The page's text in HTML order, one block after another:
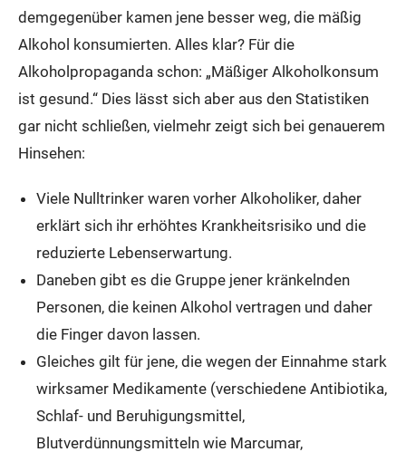
demgegenüber kamen jene besser weg, die mäßig
Alkohol konsumierten. Alles klar? Für die
Alkoholpropaganda schon: „Mäßiger Alkoholkonsum
ist gesund.“ Dies lässt sich aber aus den Statistiken
gar nicht schließen, vielmehr zeigt sich bei genauerem
Hinsehen:
Viele Nulltrinker waren vorher Alkoholiker, daher
erklärt sich ihr erhöhtes Krankheitsrisiko und die
reduzierte Lebenserwartung.
Daneben gibt es die Gruppe jener kränkelnden
Personen, die keinen Alkohol vertragen und daher
die Finger davon lassen.
Gleiches gilt für jene, die wegen der Einnahme stark
wirksamer Medikamente (verschiedene Antibiotika,
Schlaf- und Beruhigungsmittel,
Blutverdünnungsmitteln wie Marcumar,